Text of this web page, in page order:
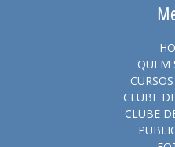
QUEM
CLUBE
CLUBE